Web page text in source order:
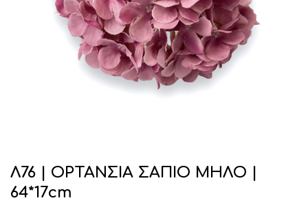
Λ76 | ΟΡΤΑΝΣΙΑ ΣΑΠΙΟ ΜΗΛΟ |
64*17cm